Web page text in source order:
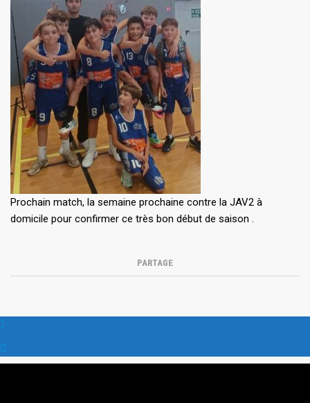
Prochain match, la semaine prochaine contre la JAV2 à
domicile pour confirmer ce très bon début de saison .
PARTAGE